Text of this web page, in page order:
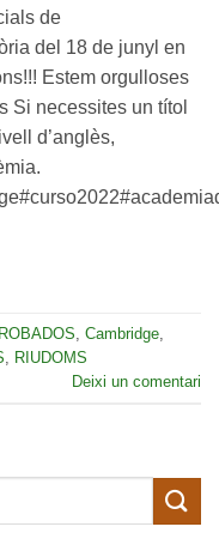
de
del 18 de junyl en
Estem orgulloses
Si necessites un títol
d’anglès,
Cambridge
RIUDOMS
Deixi un comentari